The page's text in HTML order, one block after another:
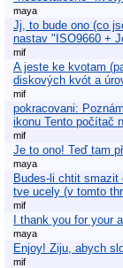
maya
Jj, to bude ono (co
nastav "ISO9660 +
mif
A jeste ke kvotam
diskových kvót a
mif
pokracovani:
ikonu Tento počítač
mif
Je to ono! Teď tam
maya
Budes-li chtit smazit
tve ucely (v tomto
mif
I thank you for your
maya
Enjoy! Ziju, abych
mif